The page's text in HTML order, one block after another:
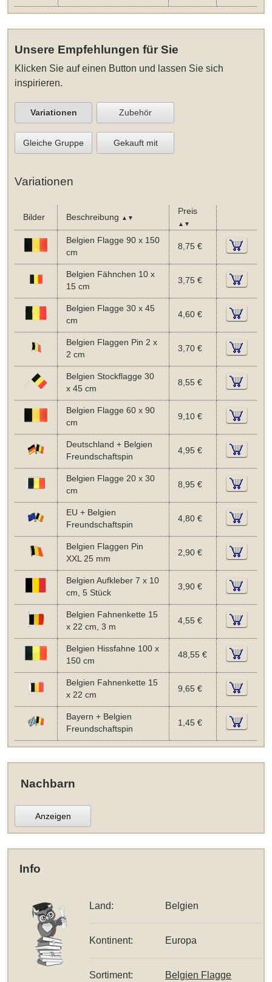
Unsere Empfehlungen für Sie
Klicken Sie auf einen Button und lassen Sie sich
inspirieren.
Variationen Zubehör
Gleiche Gruppe Gekauft mit
Variationen
Bilder Beschreibung ▲▼
Preis
▲▼
Belgien Flagge 90 x 150
cm
8,75 €
Belgien Fähnchen 10 x
15 cm
3,75 €
Belgien Flagge 30 x 45
cm
4,60 €
Belgien Flaggen Pin 2 x
2 cm
3,70 €
Belgien Stockflagge 30
x 45 cm
8,55 €
Belgien Flagge 60 x 90
cm
9,10 €
Deutschland + Belgien
Freundschaftspin
4,95 €
Belgien Flagge 20 x 30
cm
8,95 €
EU + Belgien
Freundschaftspin
4,80 €
Belgien Flaggen Pin
XXL 25 mm
2,90 €
Belgien Aufkleber 7 x 10
cm, 5 Stück
3,90 €
Belgien Fahnenkette 15
x 22 cm, 3 m
4,55 €
Belgien Hissfahne 100 x
150 cm
48,55 €
Belgien Fahnenkette 15
x 22 cm
9,65 €
Bayern + Belgien
Freundschaftspin
1,45 €
Nachbarn
Anzeigen
Info
Land: Belgien
Kontinent: Europa
Sortiment: Belgien Flagge